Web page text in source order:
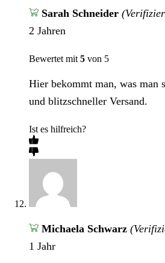
Sarah Schneider
2 Jahren
Bewertet mit 5 von 5
Hier bekommt man, was man
und blitzschneller Versand.
Ist es hilfreich?
Michaela Schwarz
1 Jahr